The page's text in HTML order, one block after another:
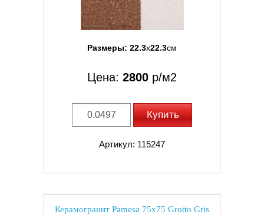
Размеры: 22.3x22.3см
Цена: 2800 р/м2
Купить
Артикул: 115247
Керамогранит Pamesa 75x75 Grotto Gris